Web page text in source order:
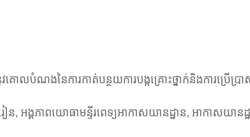
គោលបំណងនៃការកាត់បន្ថយការបង្កគ្រោះថ្នាក់និងការប្រ
ន, អង្គភាពយោធាមន្ទីរពេទ្យអាកាសយានដ្ឋាន, អាកាស